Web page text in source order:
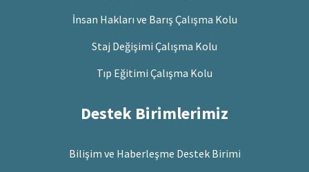
İnsan Hakları ve Barış Çalışma Kolu
Staj Değişimi Çalışma Kolu
Tıp Eğitimi Çalışma Kolu
Destek Birimlerimiz
Bilişim ve Haberleşme Destek Birimi